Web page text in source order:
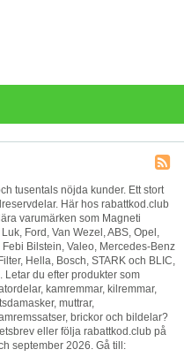
RSS
tusentals nöjda kunder. Ett stort
Här hos rabattkod.club
varumärken som ‎Magneti
Ford, Van Wezel, ABS, Opel,
Bilstein, Valeo, Mercedes-Benz
Hella, Bosch, STARK och BLIC,
du efter produkter som
kamremmar, kilremmar,
muttrar,
brickor och bildelar?
eller följa rabattkod.club på
september 2026. Gå till: